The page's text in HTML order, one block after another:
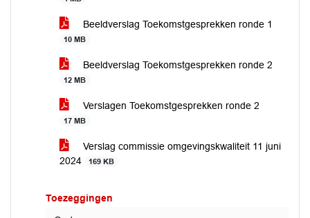
Beeldverslag Toekomstgesprekken ronde 1
10 MB
Beeldverslag Toekomstgesprekken ronde 2
12 MB
Verslagen Toekomstgesprekken ronde 2
17 MB
Verslag commissie omgevingskwaliteit 11 juni
2024
169 KB
Toezeggingen